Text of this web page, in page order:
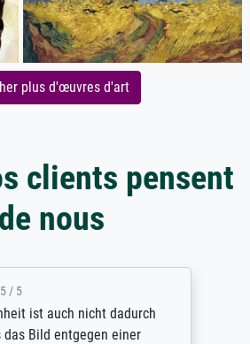
plus d'œuvres d'art
clients pensent
de nous
5 / 5
ist auch nicht dadurch
das Bild entgegen einer